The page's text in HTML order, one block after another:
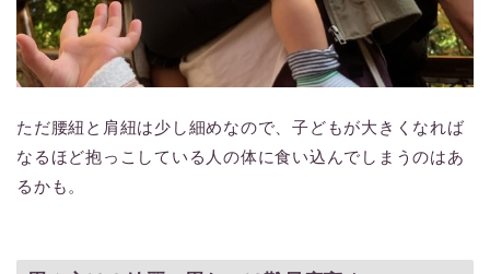
ただ腰紐と肩紐は少し細めなので、子どもが大きくなれば
なるほど抱っこしている人の体に食い込んでしまうのはあ
るかも。